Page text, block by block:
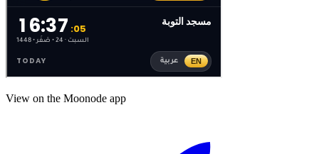
View on the Moonode app